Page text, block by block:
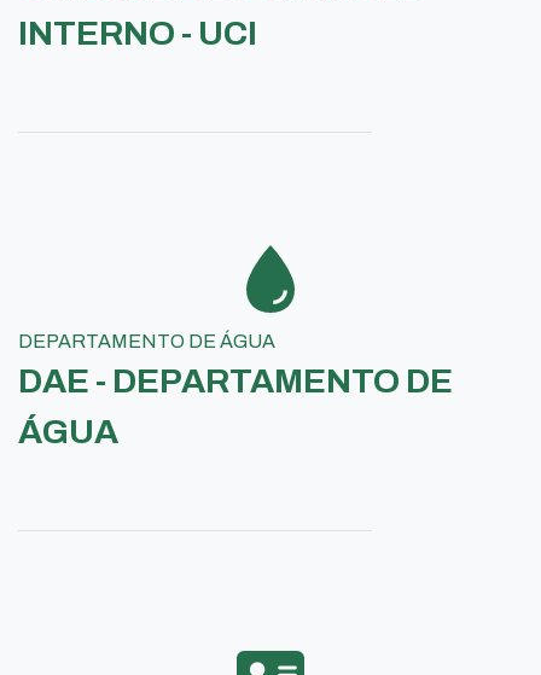
INTERNO - UCI
DEPARTAMENTO DE ÁGUA
DAE - DEPARTAMENTO DE
ÁGUA